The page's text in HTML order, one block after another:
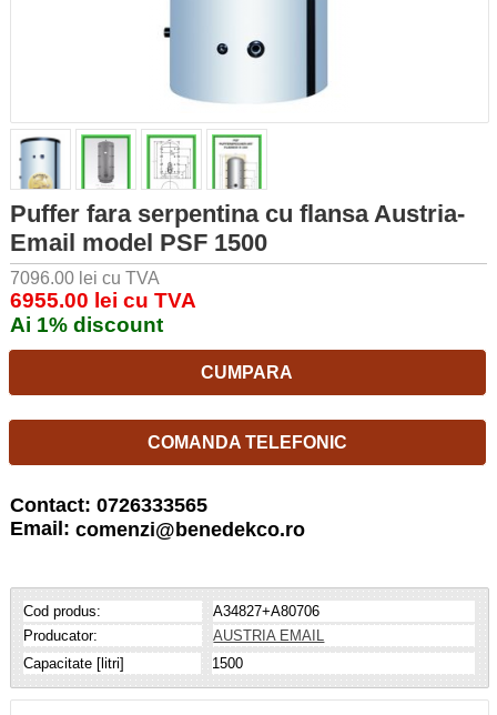
Puffer fara serpentina cu flansa Austria-
Email model PSF 1500
7096.00 lei cu TVA
6955.00 lei cu TVA
Ai 1% discount
CUMPARA
COMANDA TELEFONIC
Contact: 0726333565
Email: comenzi@benedekco.ro
Cod produs:
A34827+A80706
Producator:
AUSTRIA EMAIL
Capacitate [litri]
1500